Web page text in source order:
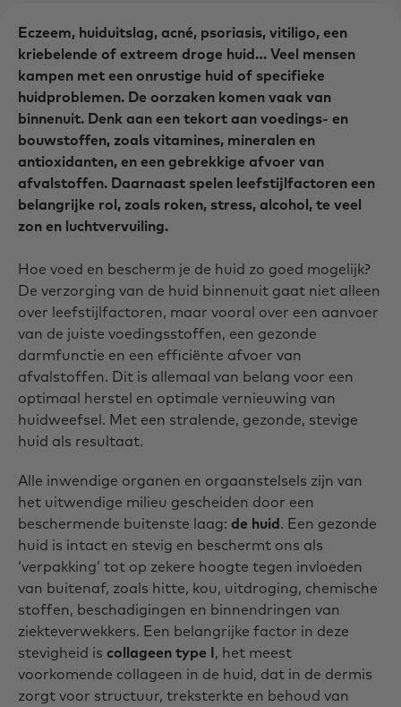
Eczeem, huiduitslag, acné, psoriasis, vitiligo, een
kriebelende of extreem droge huid… Veel mensen
kampen met een onrustige huid of specifieke
huidproblemen. De oorzaken komen vaak van
binnenuit. Denk aan een tekort aan voedings- en
bouwstoffen, zoals vitamines, mineralen en
antioxidanten, en een gebrekkige afvoer van
afvalstoffen. Daarnaast spelen leefstijlfactoren een
belangrijke rol, zoals roken, stress, alcohol, te veel
zon en luchtvervuiling.
Hoe voed en bescherm je de huid zo goed mogelijk?
De verzorging van de huid binnenuit gaat niet alleen
over leefstijlfactoren, maar vooral over een aanvoer
van de juiste voedingsstoffen, een gezonde
darmfunctie en een efficiënte afvoer van
afvalstoffen. Dit is allemaal van belang voor een
optimaal herstel en optimale vernieuwing van
huidweefsel. Met een stralende, gezonde, stevige
huid als resultaat.
Alle inwendige organen en orgaanstelsels zijn van
het uitwendige milieu gescheiden door een
beschermende buitenste laag: de huid. Een gezonde
huid is intact en stevig en beschermt ons als
‘verpakking’ tot op zekere hoogte tegen invloeden
van buitenaf, zoals hitte, kou, uitdroging, chemische
stoffen, beschadigingen en binnendringen van
ziekteverwekkers. Een belangrijke factor in deze
stevigheid is collageen type I, het meest
voorkomende collageen in de huid, dat in de dermis
zorgt voor structuur, treksterkte en behoud van